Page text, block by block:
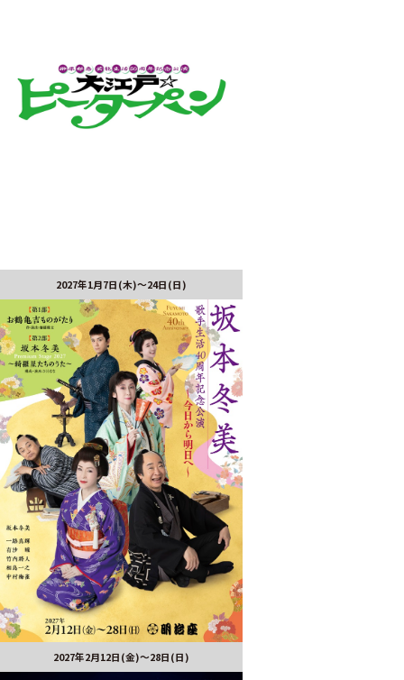
2027年1月7日(木)～24日(日)
2027年2月12日(金)～28日(日)